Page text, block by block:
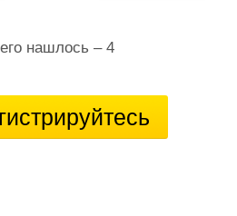
нашлось – 4